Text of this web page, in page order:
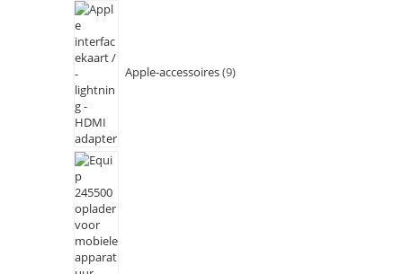
Apple-accessoires 9